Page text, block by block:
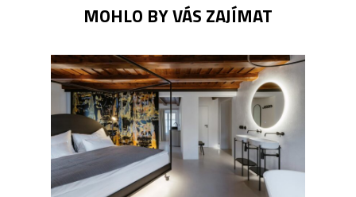
MOHLO BY VÁS ZAJÍMAT